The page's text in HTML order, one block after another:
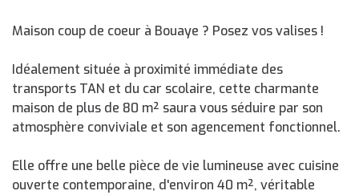
Maison coup de coeur à Bouaye ? Posez vos valises !
Idéalement située à proximité immédiate des
transports TAN et du car scolaire, cette charmante
maison de plus de 80 m² saura vous séduire par son
atmosphère conviviale et son agencement fonctionnel.
Elle offre une belle pièce de vie lumineuse avec cuisine
ouverte contemporaine, d'environ 40 m², véritable